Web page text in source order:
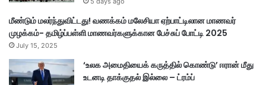
மீண்டும் மலர்ந்துவிட்டது! வணக்கம் மலேசியா ஏற்பாட்டிலான மாணவர்
முழக்கம்- தமிழ்ப்பள்ளி மாணவர்களுக்கான பேச்சுப் போட்டி 2025
July 15, 2025
‘உலக அமைதியைக் கருத்தில் கொண்டு’ ஈரான் மீது
உடனடி தாக்குதல் இல்லை – ட்ரம்ப்